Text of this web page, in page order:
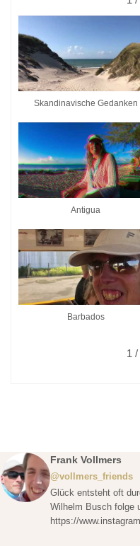
Skandinavische Gedanken
Antigua
Barbados
1 /
Frank Vollmers
@vollmers_friends
Glück entsteht oft
Wilhelm Busch folge
https://